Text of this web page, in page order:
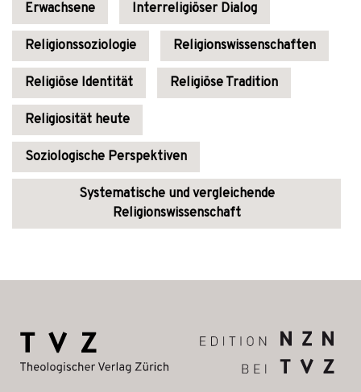
Erwachsene Interreligiöser Dialog
Religionssoziologie Religionswissenschaften
Religiöse Identität Religiöse Tradition
Religiosität heute
Soziologische Perspektiven
Systematische und vergleichende
Religionswissenschaft